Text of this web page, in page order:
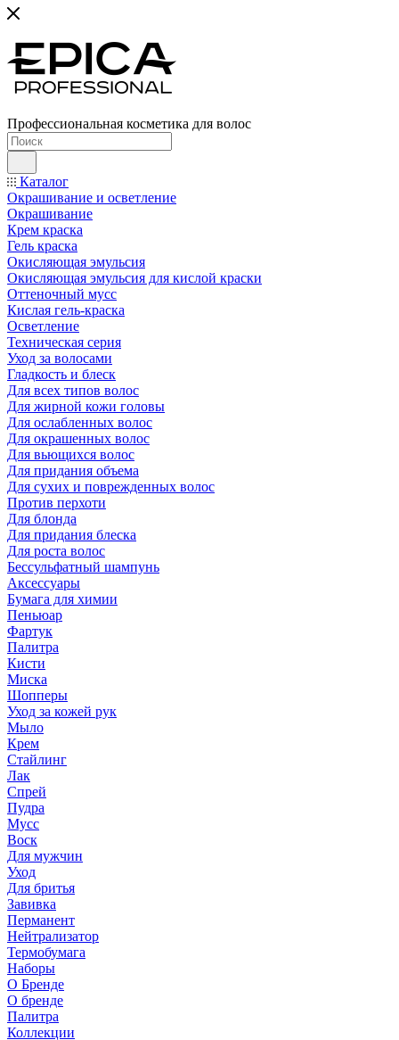
Профессиональная косметика для волос
Каталог
Окрашивание и осветление
Окрашивание
Крем краска
Гель краска
Окисляющая эмульсия
Окисляющая эмульсия для кислой краски
Оттеночный мусс
Кислая гель-краска
Осветление
Техническая серия
Уход за волосами
Гладкость и блеск
Для всех типов волос
Для жирной кожи головы
Для ослабленных волос
Для окрашенных волос
Для вьющихся волос
Для придания объема
Для сухих и поврежденных волос
Против перхоти
Для блонда
Для придания блеска
Для роста волос
Бессульфатный шампунь
Аксессуары
Бумага для химии
Пеньюар
Фартук
Палитра
Кисти
Миска
Шопперы
Уход за кожей рук
Мыло
Крем
Стайлинг
Лак
Спрей
Пудра
Мусс
Воск
Для мужчин
Уход
Для бритья
Завивка
Перманент
Нейтрализатор
Термобумага
Наборы
О Бренде
О бренде
Палитра
Коллекции